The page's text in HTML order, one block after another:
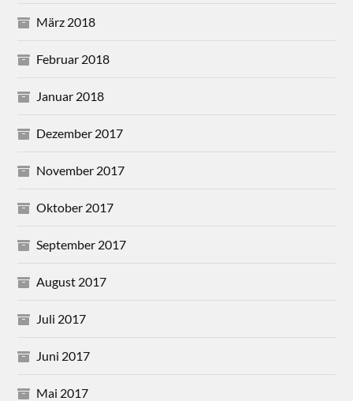
März 2018
Februar 2018
Januar 2018
Dezember 2017
November 2017
Oktober 2017
September 2017
August 2017
Juli 2017
Juni 2017
Mai 2017